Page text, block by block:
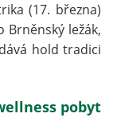
(17. března)
Brněnský ležák,
hold tradici
pobyt